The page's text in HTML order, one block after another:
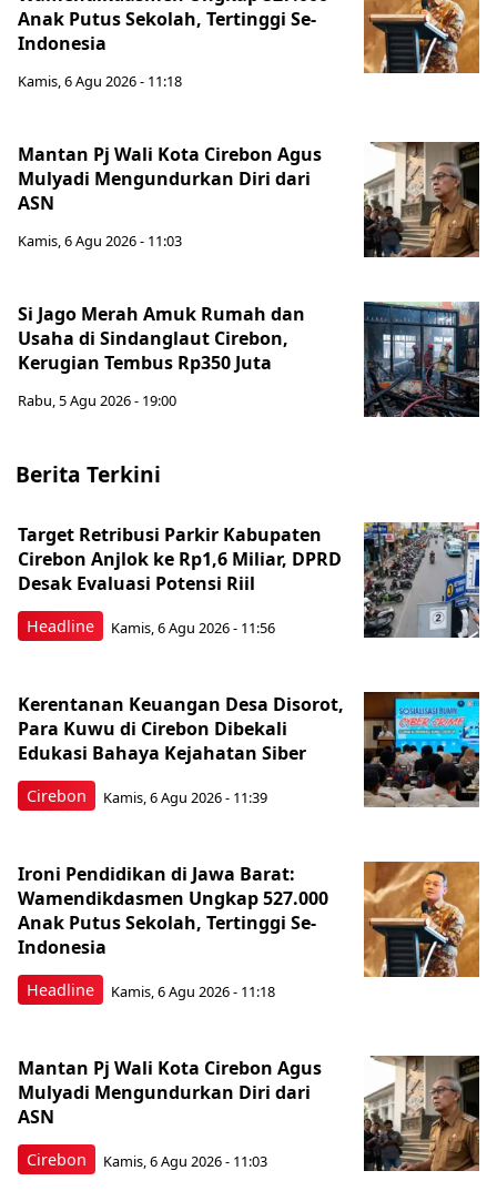
Anak Putus Sekolah, Tertinggi Se-
Indonesia
Kamis, 6 Agu 2026 - 11:18
Mantan Pj Wali Kota Cirebon Agus
Mulyadi Mengundurkan Diri dari
ASN
Kamis, 6 Agu 2026 - 11:03
Si Jago Merah Amuk Rumah dan
Usaha di Sindanglaut Cirebon,
Kerugian Tembus Rp350 Juta
Rabu, 5 Agu 2026 - 19:00
Berita Terkini
Headline
Target Retribusi Parkir Kabupaten
Cirebon Anjlok ke Rp1,6 Miliar, DPRD
Desak Evaluasi Potensi Riil
Kamis, 6 Agu 2026 - 11:56
Cirebon
Kerentanan Keuangan Desa Disorot,
Para Kuwu di Cirebon Dibekali
Edukasi Bahaya Kejahatan Siber
Kamis, 6 Agu 2026 - 11:39
Headline
Ironi Pendidikan di Jawa Barat:
Wamendikdasmen Ungkap 527.000
Anak Putus Sekolah, Tertinggi Se-
Indonesia
Kamis, 6 Agu 2026 - 11:18
Cirebon
Mantan Pj Wali Kota Cirebon Agus
Mulyadi Mengundurkan Diri dari
ASN
Kamis, 6 Agu 2026 - 11:03